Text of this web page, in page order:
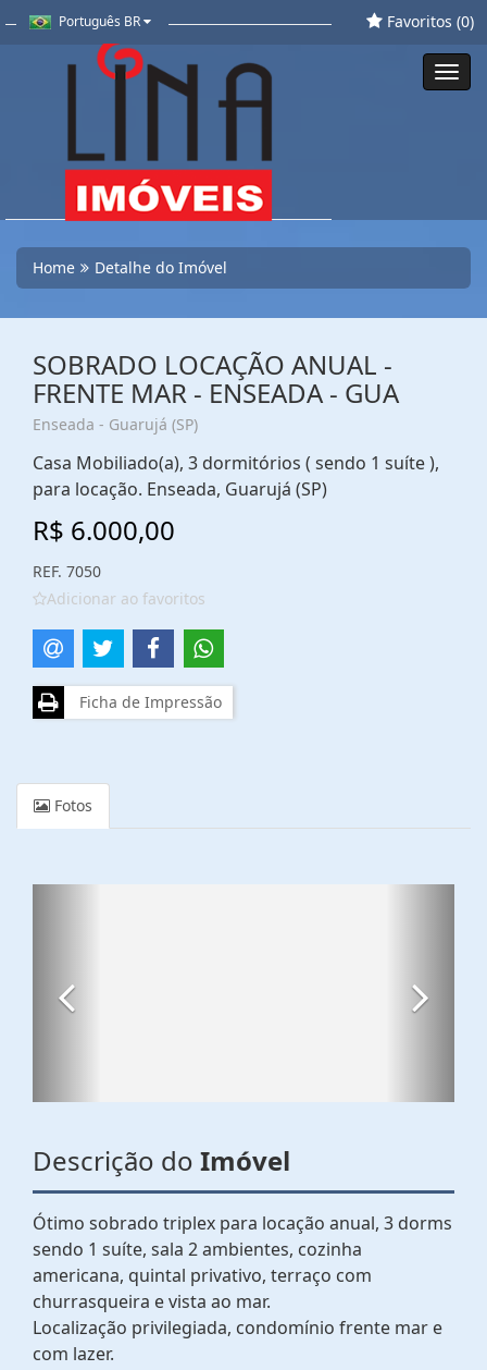
Português BR Favoritos (0)
Home Detalhe do Imóvel
SOBRADO LOCAÇÃO ANUAL -
FRENTE MAR - ENSEADA - GUA
Enseada - Guarujá (SP)
Casa Mobiliado(a), 3 dormitórios ( sendo 1 suíte ),
para locação. Enseada, Guarujá (SP)
R$ 6.000,00
REF. 7050
Adicionar ao favoritos
Ficha de Impressão
Fotos
Descrição do Imóvel
Ótimo sobrado triplex para locação anual, 3 dorms
sendo 1 suíte, sala 2 ambientes, cozinha
americana, quintal privativo, terraço com
churrasqueira e vista ao mar.
Localização privilegiada, condomínio frente mar e
com lazer.